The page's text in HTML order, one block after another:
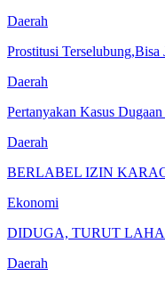
Daerah
Prostitusi
Daerah
Pertanyakan Kasus
Daerah
BERLABEL IZIN
Ekonomi
DIDUGA, TURUT
Daerah